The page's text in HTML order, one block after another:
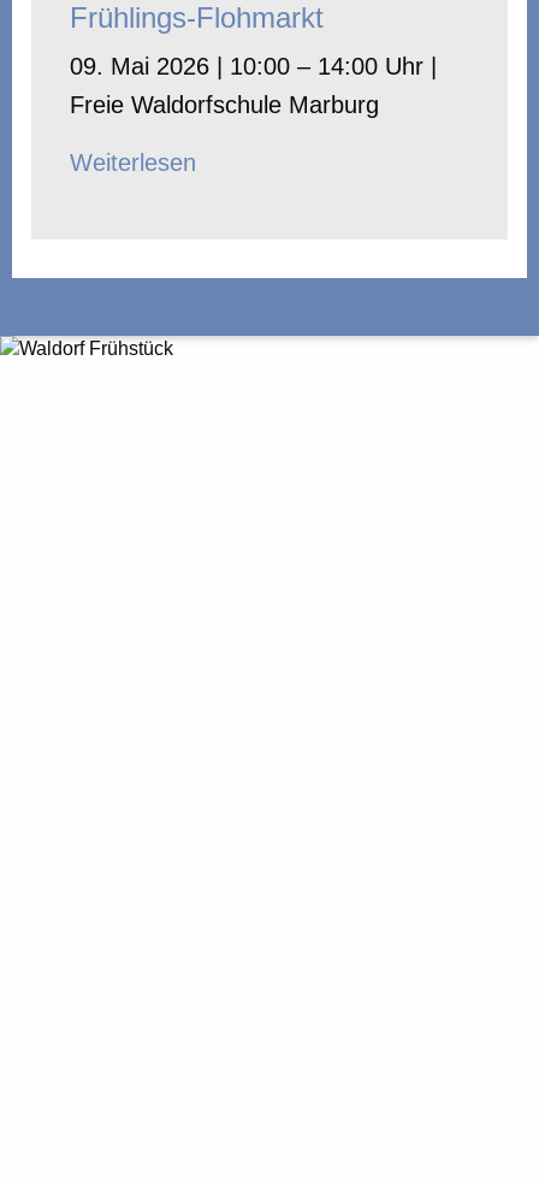
Frühlings-Flohmarkt
09. Mai 2026 | 10:00 – 14:00 Uhr |
Freie Waldorfschule Marburg
Weiterlesen